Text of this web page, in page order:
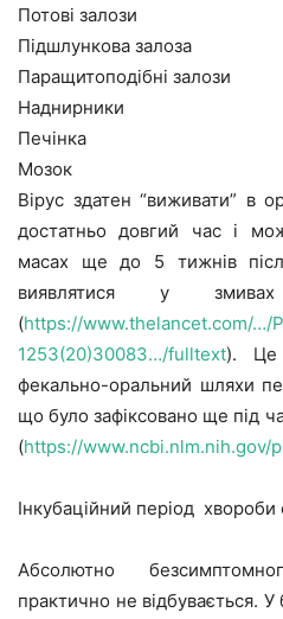
Потові залози
Підшлункова залоза
Паращитоподібні залози
Наднирники
Печінка
Мозок
Вірус здатен “виживати” в
достатньо довгий час і
масах ще до 5 тижнів
виявлятися у
(https://www.thelancet.com/…/
1253(20)30083…/fulltext). Це
фекально-оральний шляхи
що було зафіксовано ще під
(https://www.ncbi.nlm.nih.gov/
Інкубаційний період хвороби
Абсолютно
практично не відбувається. У